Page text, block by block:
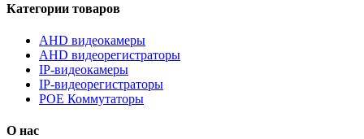
Категории товаров
AHD видеокамеры
AHD видеорегистраторы
IP-видеокамеры
IP-видеорегистраторы
POE Коммутаторы
О нас